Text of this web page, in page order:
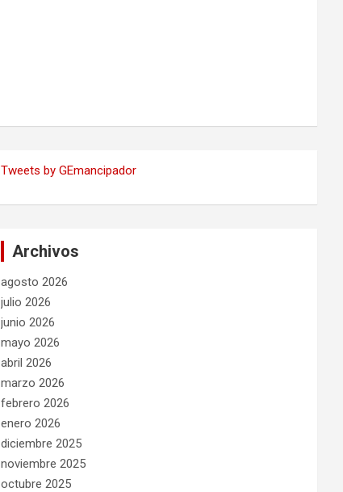
Tweets by GEmancipador
Archivos
agosto 2026
julio 2026
junio 2026
mayo 2026
abril 2026
marzo 2026
febrero 2026
enero 2026
diciembre 2025
noviembre 2025
octubre 2025